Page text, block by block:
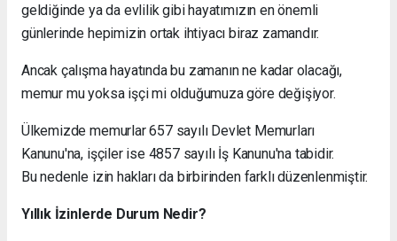
geldiğinde ya da evlilik gibi hayatımızın en önemli
günlerinde hepimizin ortak ihtiyacı biraz zamandır.
Ancak çalışma hayatında bu zamanın ne kadar olacağı,
memur mu yoksa işçi mi olduğumuza göre değişiyor.
Ülkemizde memurlar 657 sayılı Devlet Memurları
Kanunu'na, işçiler ise 4857 sayılı İş Kanunu'na tabidir.
Bu nedenle izin hakları da birbirinden farklı düzenlenmiştir.
Yıllık İzinlerde Durum Nedir?